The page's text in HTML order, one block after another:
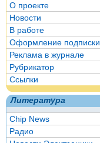
О проекте
Новости
В работе
Оформление подписки
Реклама в журнале
Рубрикатор
Ссылки
Литература
Chip News
Радио